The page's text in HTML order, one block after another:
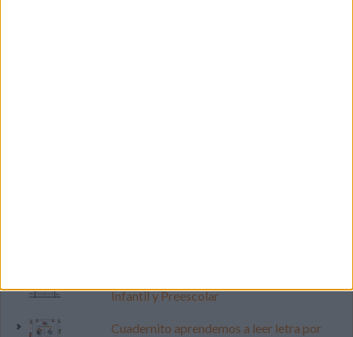
Infantil y Preescolar
Cuadernito aprendemos a leer letra por